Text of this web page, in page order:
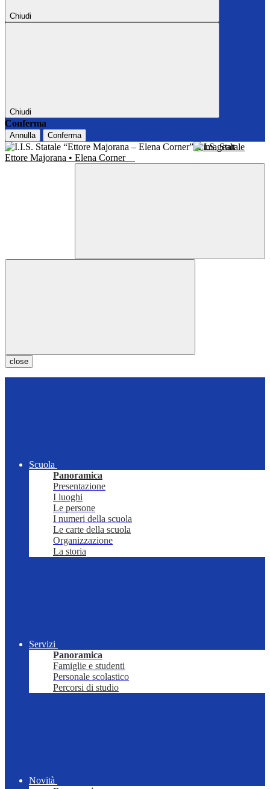
Chiudi
Chiudi
Conferma
Annulla Conferma
I.I.S. Statale
Ettore Majorana • Elena Corner
close
Scuola
Panoramica
Presentazione
I luoghi
Le persone
I numeri della scuola
Le carte della scuola
Organizzazione
La storia
Servizi
Panoramica
Famiglie e studenti
Personale scolastico
Percorsi di studio
Novità